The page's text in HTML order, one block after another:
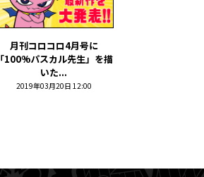
月刊コロコロ4月号に
「100%パスカル先生」を描
いた...
2019年03月20日 12:00